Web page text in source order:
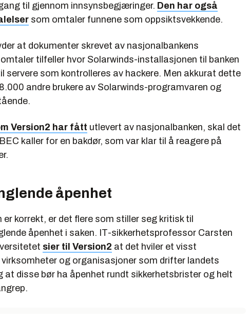
til gjennom innsynsbegjæringer. Den har også
som omtaler funnene som oppsiktsvekkende.
at dokumenter skrevet av nasjonalbankens
tilfeller hvor Solarwinds-installasjonen til banken
servere som kontrolleres av hackere. Men akkurat dette
andre brukere av Solarwinds-programvaren og
Version2 har fått utlevert av nasjonalbanken, skal det
kaller for en bakdør, som var klar til å reagere på
åpenhet
korrekt, er det flere som stiller seg kritisk til
åpenhet i saken. IT-sikkerhetsprofessor Carsten
sier til Version2 at det hviler et visst
og organisasjoner som drifter landets
at disse bør ha åpenhet rundt sikkerhetsbrister og helt